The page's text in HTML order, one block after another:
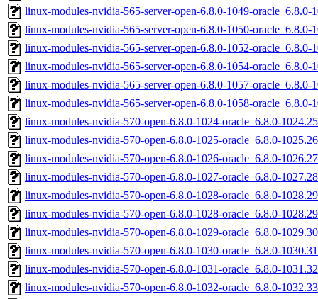
linux-modules-nvidia-565-server-open-6.8.0-1049-oracle_6.8.0-
linux-modules-nvidia-565-server-open-6.8.0-1050-oracle_6.8.0-
linux-modules-nvidia-565-server-open-6.8.0-1052-oracle_6.8.0-
linux-modules-nvidia-565-server-open-6.8.0-1054-oracle_6.8.0-
linux-modules-nvidia-565-server-open-6.8.0-1057-oracle_6.8.0-
linux-modules-nvidia-565-server-open-6.8.0-1058-oracle_6.8.0-
linux-modules-nvidia-570-open-6.8.0-1024-oracle_6.8.0-
linux-modules-nvidia-570-open-6.8.0-1025-oracle_6.8.0-
linux-modules-nvidia-570-open-6.8.0-1026-oracle_6.8.0-
linux-modules-nvidia-570-open-6.8.0-1027-oracle_6.8.0-
linux-modules-nvidia-570-open-6.8.0-1028-oracle_6.8.0-
linux-modules-nvidia-570-open-6.8.0-1028-oracle_6.8.0-
linux-modules-nvidia-570-open-6.8.0-1029-oracle_6.8.0-
linux-modules-nvidia-570-open-6.8.0-1030-oracle_6.8.0-
linux-modules-nvidia-570-open-6.8.0-1031-oracle_6.8.0-
linux-modules-nvidia-570-open-6.8.0-1032-oracle_6.8.0-